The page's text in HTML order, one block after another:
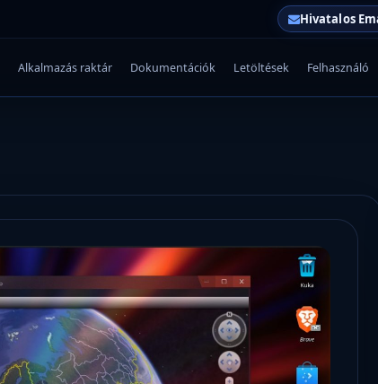
Hivatalos
Alkalmazás raktár Dokumentációk Letöltések Felhasználó